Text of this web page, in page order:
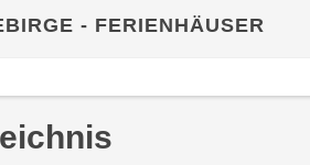
- FERIENHÄUSER